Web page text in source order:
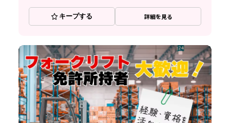
キープする 詳細を見る